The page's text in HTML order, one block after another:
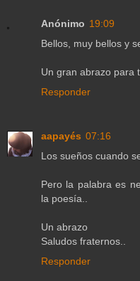
Anónimo 19:09
Bellos, muy bellos y
Un gran abrazo para
Responder
aapayés 07:16
Los sueños cuando
Pero la palabra es
la poesía..
Un abrazo
Saludos fraternos..
Responder